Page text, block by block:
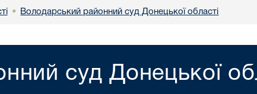
• Володарський районний суд Донецької області
суд Донецької